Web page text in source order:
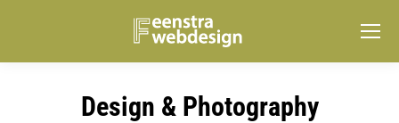
Design & Photography